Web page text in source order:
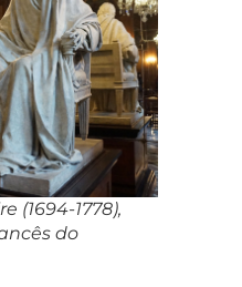
(1694-1778),
do